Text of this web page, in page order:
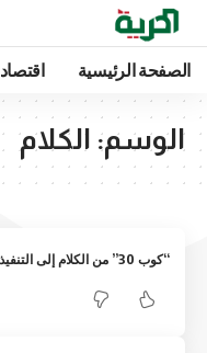
الصفحة الرئيسية اقتصاد
الوسم: الكلام
“كوب 30” من الكلام إلى التنفيذ